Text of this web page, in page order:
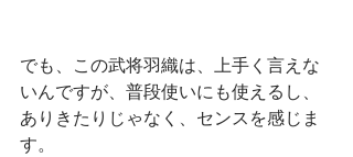
でも、この武将羽織は、上手く言えな
いんですが、普段使いにも使えるし、
ありきたりじゃなく、センスを感じま
す。